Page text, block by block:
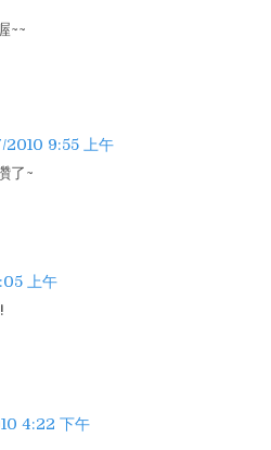
~~
2010 9:55 上午
了~
上午
4:22 下午